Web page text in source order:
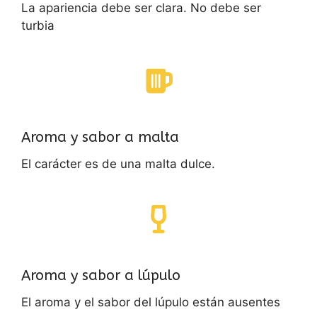
La apariencia debe ser clara. No debe ser
turbia
Aroma y sabor a malta
El carácter es de una malta dulce.
Aroma y sabor a lúpulo
El aroma y el sabor del lúpulo están ausentes